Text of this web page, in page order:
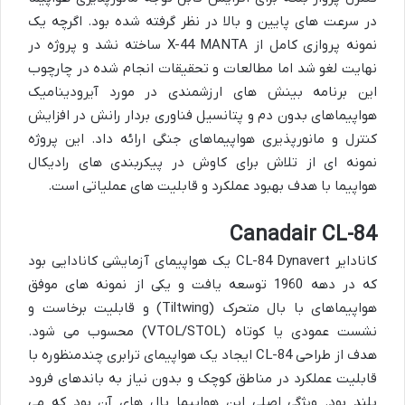
در سرعت های پایین و بالا در نظر گرفته شده بود. اگرچه یک
نمونه پروازی کامل از X-44 MANTA ساخته نشد و پروژه در
نهایت لغو شد اما مطالعات و تحقیقات انجام شده در چارچوب
این برنامه بینش های ارزشمندی در مورد آیرودینامیک
هواپیماهای بدون دم و پتانسیل فناوری بردار رانش در افزایش
کنترل و مانورپذیری هواپیماهای جنگی ارائه داد. این پروژه
نمونه ای از تلاش برای کاوش در پیکربندی های رادیکال
هواپیما با هدف بهبود عملکرد و قابلیت های عملیاتی است.
Canadair CL-84
کانادایر CL-84 Dynavert یک هواپیمای آزمایشی کانادایی بود
که در دهه 1960 توسعه یافت و یکی از نمونه های موفق
هواپیماهای با بال متحرک (Tiltwing) و قابلیت برخاست و
نشست عمودی یا کوتاه (VTOL/STOL) محسوب می شود.
هدف از طراحی CL-84 ایجاد یک هواپیمای ترابری چندمنظوره با
قابلیت عملکرد در مناطق کوچک و بدون نیاز به باندهای فرود